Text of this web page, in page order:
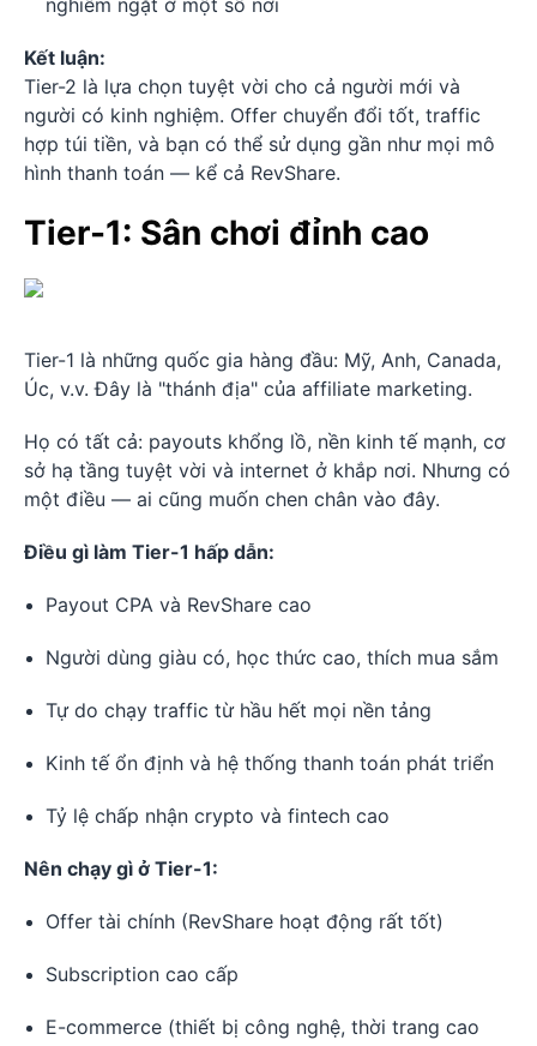
nghiêm ngặt ở một số nơi
Kết luận:
Tier-2 là lựa chọn tuyệt vời cho cả người mới và
người có kinh nghiệm. Offer chuyển đổi tốt, traffic
hợp túi tiền, và bạn có thể sử dụng gần như mọi mô
hình thanh toán — kể cả RevShare.
Tier-1: Sân chơi đỉnh cao
Tier-1 là những quốc gia hàng đầu: Mỹ, Anh, Canada,
Úc, v.v. Đây là "thánh địa" của affiliate marketing.
Họ có tất cả: payouts khổng lồ, nền kinh tế mạnh, cơ
sở hạ tầng tuyệt vời và internet ở khắp nơi. Nhưng có
một điều — ai cũng muốn chen chân vào đây.
Điều gì làm Tier-1 hấp dẫn:
Payout CPA và RevShare cao
Người dùng giàu có, học thức cao, thích mua sắm
Tự do chạy traffic từ hầu hết mọi nền tảng
Kinh tế ổn định và hệ thống thanh toán phát triển
Tỷ lệ chấp nhận crypto và fintech cao
Nên chạy gì ở Tier-1:
Offer tài chính (RevShare hoạt động rất tốt)
Subscription cao cấp
E-commerce (thiết bị công nghệ, thời trang cao